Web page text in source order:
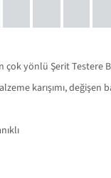
yönlü Şerit Testere
karışımı, değişen